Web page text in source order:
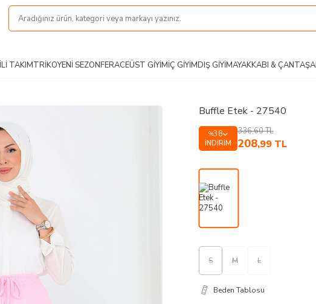
TAKIMTRIKOYENI SEZONFERACEÜST GIYIMİÇ GIYIMDIŞ GIYIMAYAKKABI & ÇANTA
Buffle Etek - 27540
%38
İNDIRIM
336,60TL
208,99 TL
S M L
Beden Tablosu